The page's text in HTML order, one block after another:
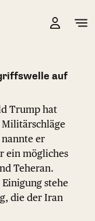
auf
Trump hat
er
ein mögliches
Teheran.
stehe
die der Iran